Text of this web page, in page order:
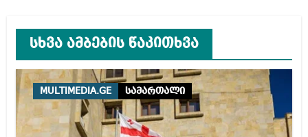
სხვა ამბების წაკითხვა
MULTIMEDIA.GE სამართალი